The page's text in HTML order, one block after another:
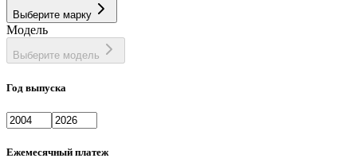
Фастбек1
Хэтчбек133
Выберите марку
Модель
Выберите модель
Год выпуска
Ежемесячный платеж